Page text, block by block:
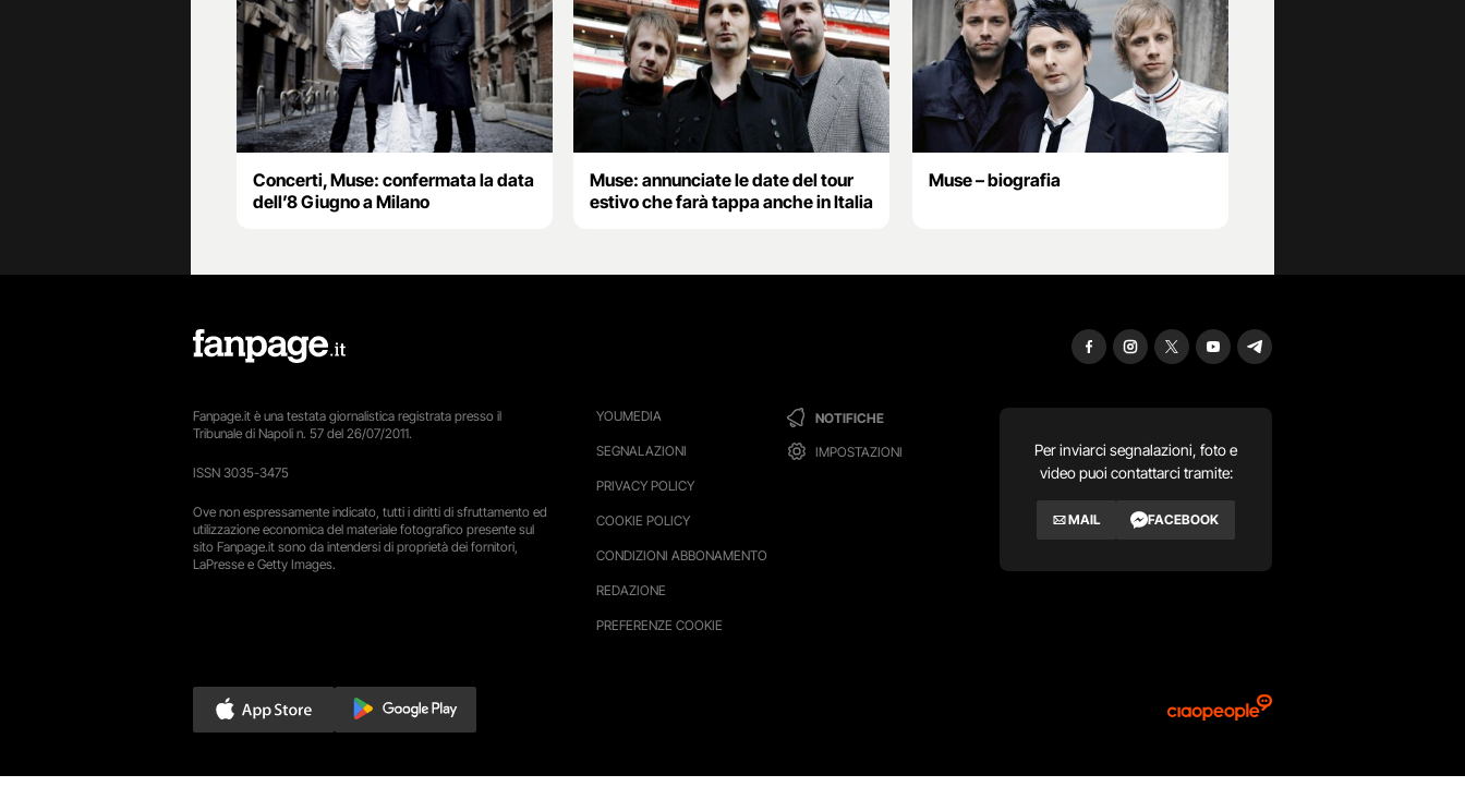
Concerti, Muse: confermata la data
dell’8 Giugno a Milano
Muse: annunciate le date del tour
estivo che farà tappa anche in Italia
Muse – biografia
YOUMEDIA
SEGNALAZIONI
PRIVACY POLICY
COOKIE POLICY
CONDIZIONI ABBONAMENTO
REDAZIONE
PREFERENZE COOKIE
NOTIFICHE
IMPOSTAZIONI
Per inviarci segnalazioni, foto e
video puoi contattarci tramite:
MAIL FACEBOOK
Fanpage.it è una testata giornalistica registrata presso il
Tribunale di Napoli n. 57 del 26/07/2011.
ISSN 3035-3475
Ove non espressamente indicato, tutti i diritti di sfruttamento ed
utilizzazione economica del materiale fotografico presente sul
sito Fanpage.it sono da intendersi di proprietà dei fornitori,
LaPresse e Getty Images.